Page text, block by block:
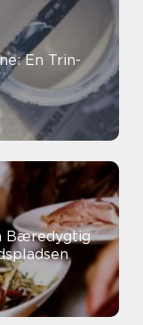
En Trin-
Bæredygtig